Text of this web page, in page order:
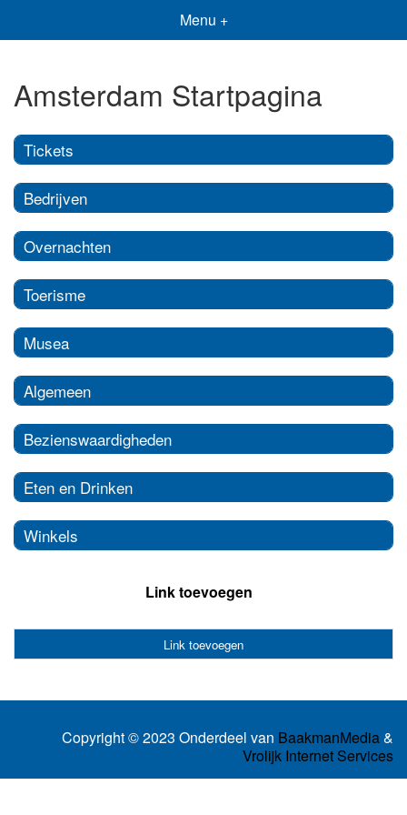
Menu +
Amsterdam Startpagina
Tickets
Bedrijven
Overnachten
Toerisme
Musea
Algemeen
Bezienswaardigheden
Eten en Drinken
Winkels
Link toevoegen
Link toevoegen
Copyright © 2023 Onderdeel van BaakmanMedia&
Vrolijk Internet Services